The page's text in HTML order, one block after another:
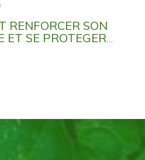
RENFORCER SON
ET SE PROTEGER
ET MALADIES